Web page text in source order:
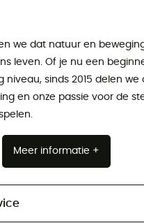
we dat natuur en
leven. Of je nu een
sinds 2015 delen we
en onze passie voor de
Meer informatie +